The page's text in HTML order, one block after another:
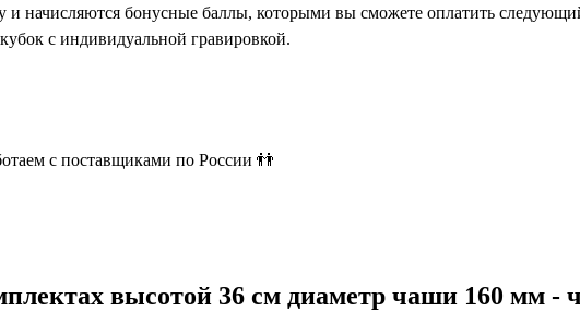
и начисляются бонусные баллы, которыми вы сможете оплатить
с индивидуальной гравировкой.
с поставщиками по России 👬
высотой 36 см диаметр чаши 160 мм -